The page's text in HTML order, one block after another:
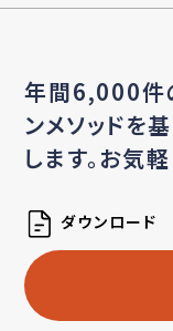
年間6,000件
ンメソッドを
します。お気
ダウンロード